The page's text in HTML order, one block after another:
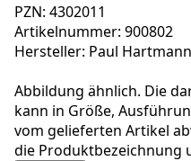
PZN: 4302011
Artikelnummer: 900802
Hersteller: Paul
Abbildung ähnlich. Die
kann in Größe,
vom gelieferten Artikel
die Produktbezeichnung